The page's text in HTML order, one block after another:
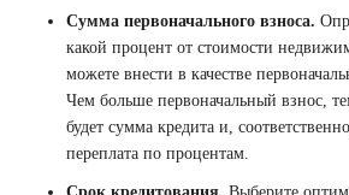
Сумма первоначального взноса.
какой процент от стоимости
можете внести в качестве
Чем больше первоначальный взнос,
будет сумма кредита и,
переплата по процентам.